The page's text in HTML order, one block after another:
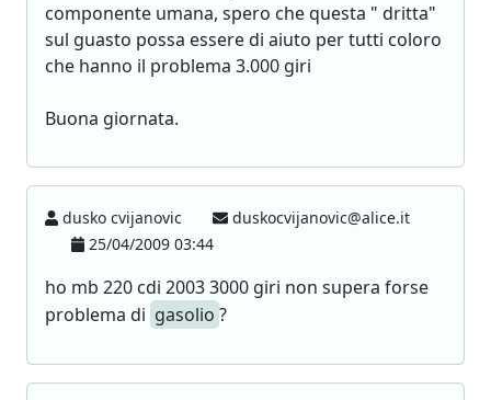
componente umana, spero che questa " dritta"
sul guasto possa essere di aiuto per tutti coloro
che hanno il problema 3.000 giri
Buona giornata.
dusko cvijanovic
duskocvijanovic@alice.it
25/04/2009 03:44
ho mb 220 cdi 2003 3000 giri non supera forse
problema di gasolio ?